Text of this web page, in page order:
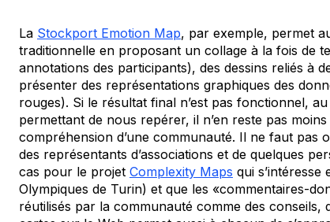
La Stockport Emotion Map, par exemple, permet
traditionnelle en proposant un collage à la fois de
annotations des participants), des dessins reliés à
présenter des représentations graphiques des
rouges). Si le résultat final n’est pas fonctionnel,
permettant de nous repérer, il n’en reste pas
compréhension d’une communauté. Il ne faut pas
des représentants d’associations et de quelques
cas pour le projet Complexity Maps qui
Olympiques de Turin) et que les «commentaires-
réutilisés par la communauté comme des